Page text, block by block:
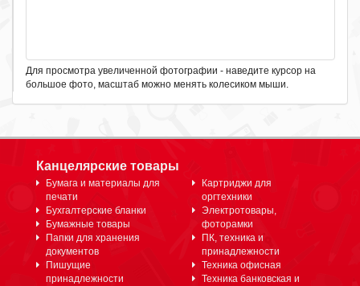
Для просмотра увеличенной фотографии - наведите курсор на
большое фото, масштаб можно менять колесиком мыши.
Канцелярские товары
Бумага и материалы для
печати
Бухгалтерские бланки
Бумажные товары
Папки для хранения
документов
Пишущие
принадлежности
Картриджи для
оргтехники
Электротовары,
фоторамки
ПК, техника и
принадлежности
Техника офисная
Техника банковская и